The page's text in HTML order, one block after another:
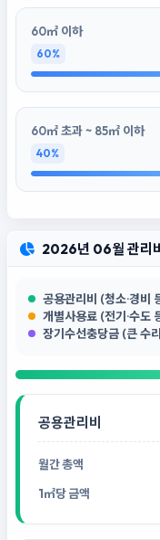
60㎡ 이하
60%
60㎡ 초과 ~ 85㎡ 이하
40%
2026년 06월 관리
공용관리비 (청소·경비
개별사용료 (전기·수도
장기수선충당금 (큰 수
공용관리비